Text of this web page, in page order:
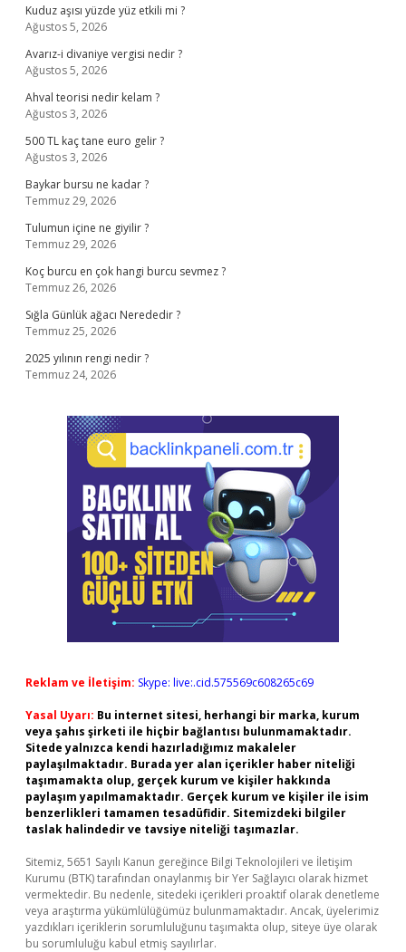
Kuduz aşısı yüzde yüz etkili mi ?
Ağustos 5, 2026
Avarız-i divaniye vergisi nedir ?
Ağustos 5, 2026
Ahval teorisi nedir kelam ?
Ağustos 3, 2026
500 TL kaç tane euro gelir ?
Ağustos 3, 2026
Baykar bursu ne kadar ?
Temmuz 29, 2026
Tulumun içine ne giyilir ?
Temmuz 29, 2026
Koç burcu en çok hangi burcu sevmez ?
Temmuz 26, 2026
Sığla Günlük ağacı Nerededir ?
Temmuz 25, 2026
2025 yılının rengi nedir ?
Temmuz 24, 2026
Reklam ve İletişim: Skype: live:.cid.575569c608265c69
Yasal Uyarı: Bu internet sitesi, herhangi bir marka, kurum
veya şahıs şirketi ile hiçbir bağlantısı bulunmamaktadır.
Sitede yalnızca kendi hazırladığımız makaleler
paylaşılmaktadır. Burada yer alan içerikler haber niteliği
taşımamakta olup, gerçek kurum ve kişiler hakkında
paylaşım yapılmamaktadır. Gerçek kurum ve kişiler ile isim
benzerlikleri tamamen tesadüfidir. Sitemizdeki bilgiler
taslak halindedir ve tavsiye niteliği taşımazlar.
Sitemiz, 5651 Sayılı Kanun gereğince Bilgi Teknolojileri ve İletişim
Kurumu (BTK) tarafından onaylanmış bir Yer Sağlayıcı olarak hizmet
vermektedir. Bu nedenle, sitedeki içerikleri proaktif olarak denetleme
veya araştırma yükümlülüğümüz bulunmamaktadır. Ancak, üyelerimiz
yazdıkları içeriklerin sorumluluğunu taşımakta olup, siteye üye olarak
bu sorumluluğu kabul etmiş sayılırlar.